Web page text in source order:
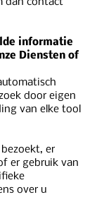
informatie
Diensten of
door eigen
van elke tool
er
er gebruik van
over u